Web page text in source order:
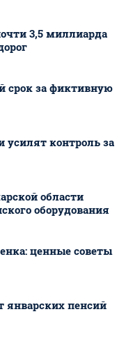
3,5 миллиарда
срок за фиктивную
усилят контроль за
области
оборудования
ценные советы
январских пенсий